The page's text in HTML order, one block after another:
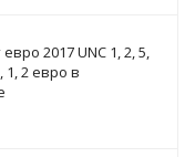
2017 UNC 1, 2, 5,
1, 2 евро в